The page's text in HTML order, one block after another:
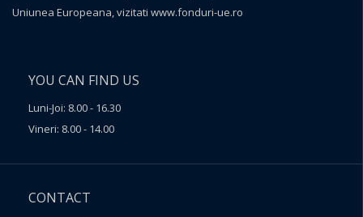
Uniunea Europeana, vizitati www.fonduri-ue.ro
YOU CAN FIND US
Luni-Joi: 8.00 - 16.30
Vineri: 8.00 - 14.00
CONTACT